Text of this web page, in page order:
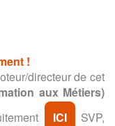
!
directeur de cet
aux Métiers)
ICI
SVP,